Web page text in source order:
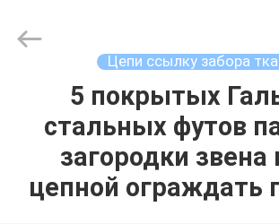
ПРОДУКТЫ
MFG
Цепи ссылку забора
5 покрытых
стальных футов
загородки звена
цепной ограждать